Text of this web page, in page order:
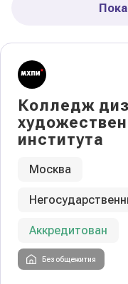
Колледж
института
Москва
Аккредитован
Без общежития